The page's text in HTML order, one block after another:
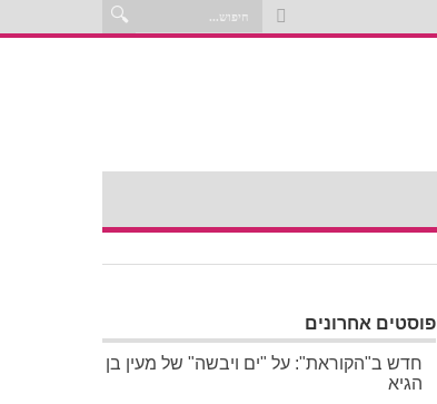
פוסטים אחרונים
חדש ב"הקוראת": על "ים ויבשה" של מעין בן
הגיא